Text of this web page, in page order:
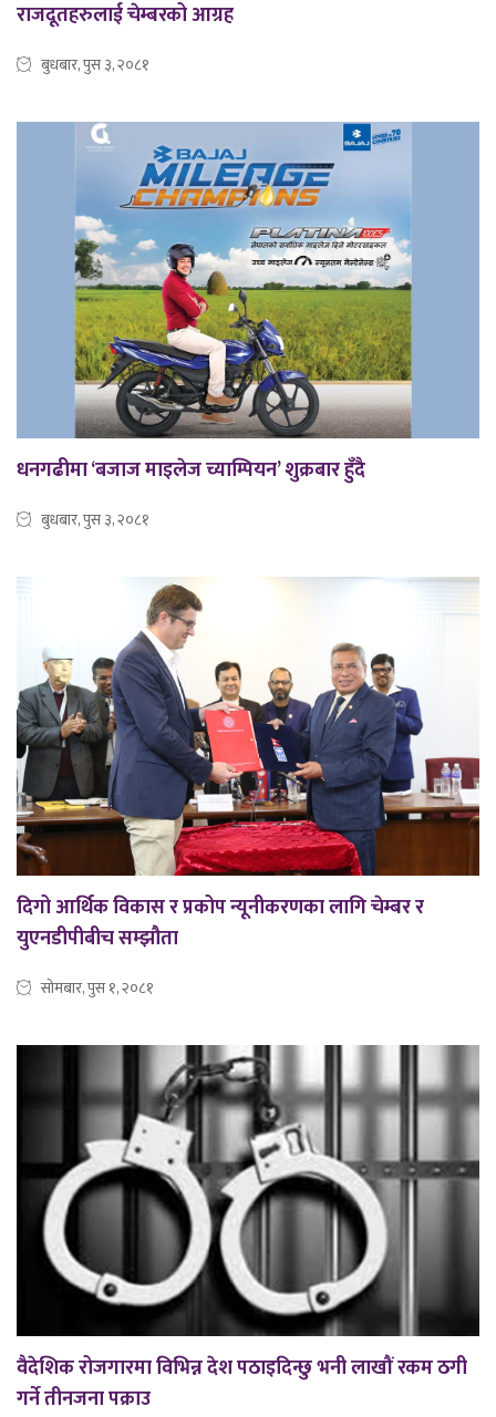
राजदूतहरुलाई चेम्बरको आग्रह
बुधबार, पुस ३, २०८१
धनगढीमा ‘बजाज माइलेज च्याम्पियन’ शुक्रबार हुँदै
बुधबार, पुस ३, २०८१
दिगो आर्थिक विकास र प्रकोप न्यूनीकरणका लागि चेम्बर र
युएनडीपीबीच सम्झौता
सोमबार, पुस १, २०८१
वैदेशिक रोजगारमा विभिन्न देश पठाइदिन्छु भनी लाखौं रकम ठगी
गर्ने तीनजना पक्राउ